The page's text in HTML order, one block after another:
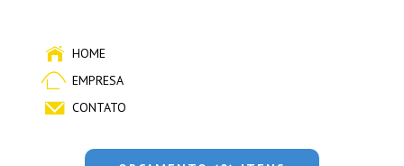
HOME
EMPRESA
CONTATO